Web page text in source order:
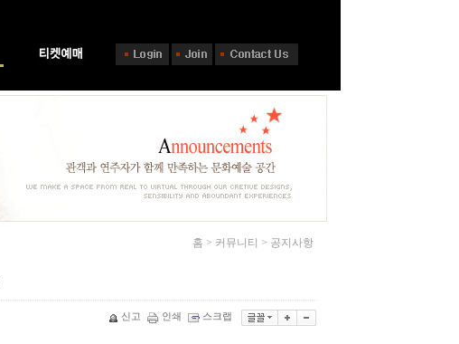
홈 > 커뮤니티 > 공지사항
신고 인쇄 스크랩